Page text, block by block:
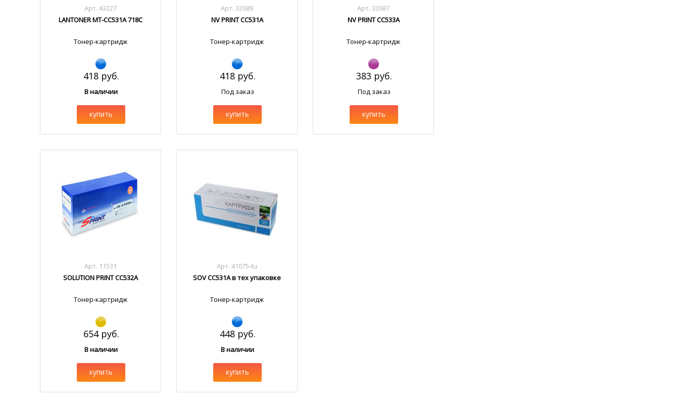
Арт. 43227
LANTONER MT-CC531A 718C
Тонер-картридж
418 руб.
В наличии
купить
Арт. 32689
NV PRINT CC531A
Тонер-картридж
418 руб.
Под заказ
купить
Арт. 32687
NV PRINT CC533A
Тонер-картридж
383 руб.
Под заказ
купить
Арт. 11531
SOLUTION PRINT CC532A
Тонер-картридж
654 руб.
В наличии
купить
Арт. 41075-tu
SOV CC531A в тех упаковке
Тонер-картридж
448 руб.
В наличии
купить